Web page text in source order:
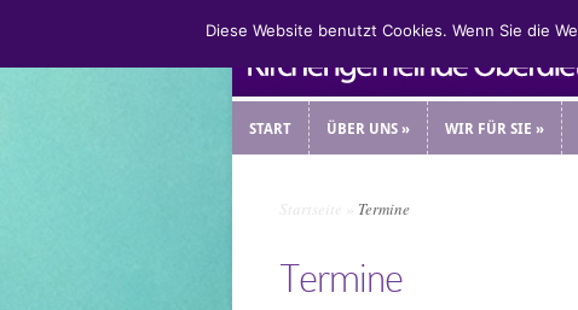
START ÜBER UNS» WIR FÜR SIE »
Startseite Termine
Termine
Diese Website benutzt Cookies. Wenn Sie die